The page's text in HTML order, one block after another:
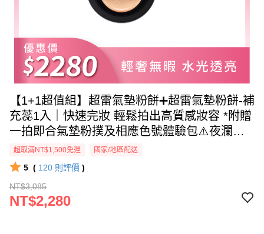
【1+1超值組】超雷氣墊粉餅➕超雷氣墊粉餅-補
充蕊1入｜快速完妝 輕鬆拍出高質感妝容 *附贈
一拍即合氣墊粉撲及相應色號體驗包⚠️夜瀾依
補充蕊效期為2026年12月25日，介意者請慎重
選購
超取滿NT$1,500免運 國家/地區配送
5 ( 120 則評價 )
NT$3,085
NT$2,280